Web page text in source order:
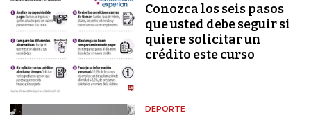
Conozca los seis pasos
que usted debe seguir si
quiere solicitar un
crédito este curso
DEPORTE